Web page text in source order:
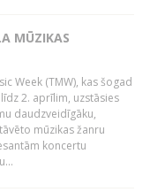
MŪZIKAS
Week (TMW), kas šogad
2. aprīlim, uzstāsies
daudzveidīgāku,
mūzikas žanru
koncertu